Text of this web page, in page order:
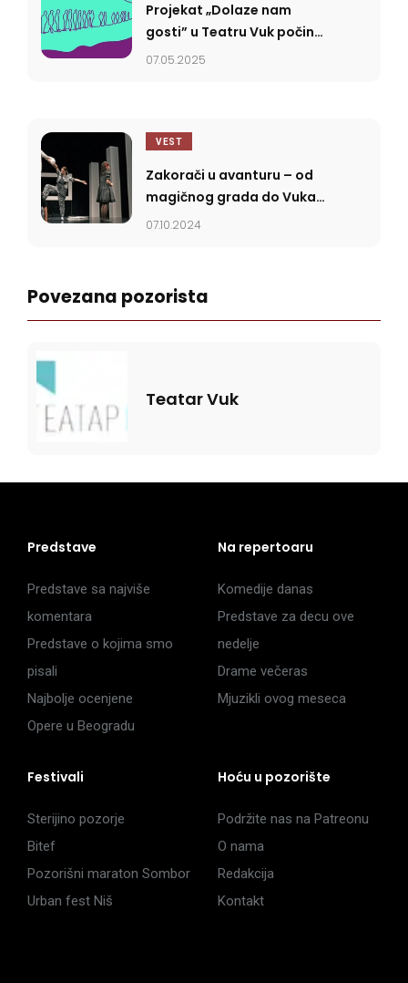
Projekat „Dolaze nam
gosti” u Teatru Vuk počinje
sutra
07.05.2025
VEST
Zakorači u avanturu – od
magičnog grada do Vuka
sladokusca
07.10.2024
Povezana pozorista
Teatar Vuk
Predstave
Predstave sa najviše
komentara
Predstave o kojima smo
pisali
Najbolje ocenjene
Opere u Beogradu
Na repertoaru
Komedije danas
Predstave za decu ove
nedelje
Drame večeras
Mjuzikli ovog meseca
Festivali
Sterijino pozorje
Bitef
Pozorišni maraton Sombor
Urban fest Niš
Hoću u pozorište
Podržite nas na Patreonu
O nama
Redakcija
Kontakt